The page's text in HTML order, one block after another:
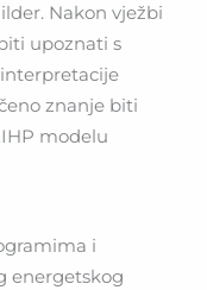
Nakon vježbi
upoznati s
znanje biti
modelu
i
energetskog